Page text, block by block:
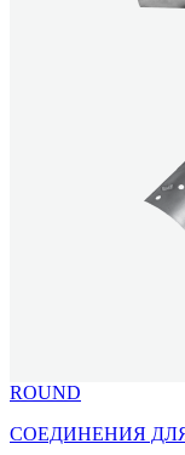
ROUND
СОЕДИНЕНИЯ